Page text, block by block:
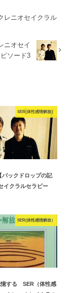
レニオセイクラル
ニオセイ
ソード3
SER(体性感情解放）
バックドロップの記
イクラルセラピー
SER(体性感情解放）
憶する SER（体性感